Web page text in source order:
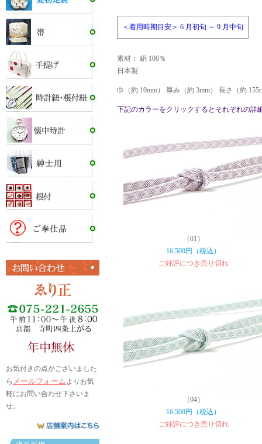
お気付きの点がございました
ら メールフォームよりお気
軽にお問い合わせ下さいま
せ。
＜着用時期目安＞ 6 月初旬 ～ 9 月中旬
素材： 絹 100％
日本製
巾（約 10mm） 厚み（約 3mm） 長さ（約
下記のカラーをクリックするとそれぞれの詳
（01）
16,500円（税込）
ご好評につき売り切れ
（04）
16,500円（税込）
ご好評につき売り切れ